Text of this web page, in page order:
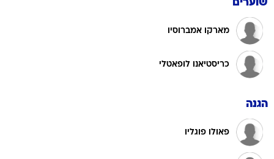
שוערים
מארקו אמברוסיו
כריסטיאנו לופאטלי
הגנה
פאולו פוגליו